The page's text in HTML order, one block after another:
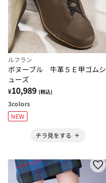
ルフラン
ボヌーブル 牛革５Ｅ甲ゴムシ
ューズ
¥10,989 (税込)
3colors
NEW
チラ見をする